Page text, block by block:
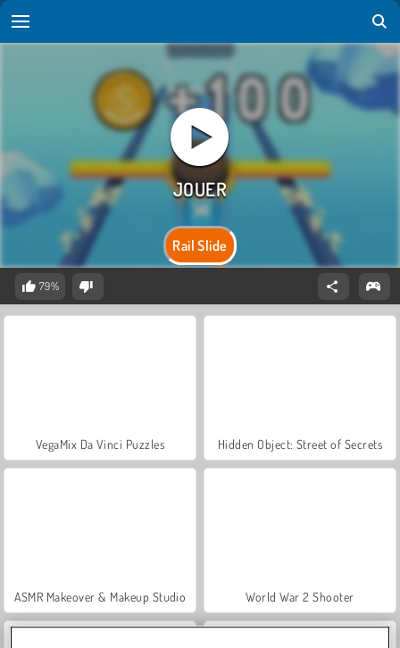
Rail Slide
79%
VegaMix Da Vinci Puzzles Hidden Object: Street of Secrets
ASMR Makeover & Makeup Studio World War 2 Shooter